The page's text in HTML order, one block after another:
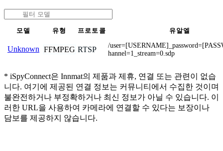
모델 유형 프로토콜 유알엘
Unknown FFMPEG RTSP
/
hannel=1_stream=0.sdp
* iSpyConnect은 Innmat의 제품과 제휴, 연결 또는 관련이 없습
니다. 여기에 제공된 연결 정보는 커뮤니티에서 수집한 것이며
불완전하거나 부정확하거나 최신 정보가 아닐 수 있습니다. 이
러한 URL을 사용하여 카메라에 연결할 수 있다는 보장이나
담보를 제공하지 않습니다.